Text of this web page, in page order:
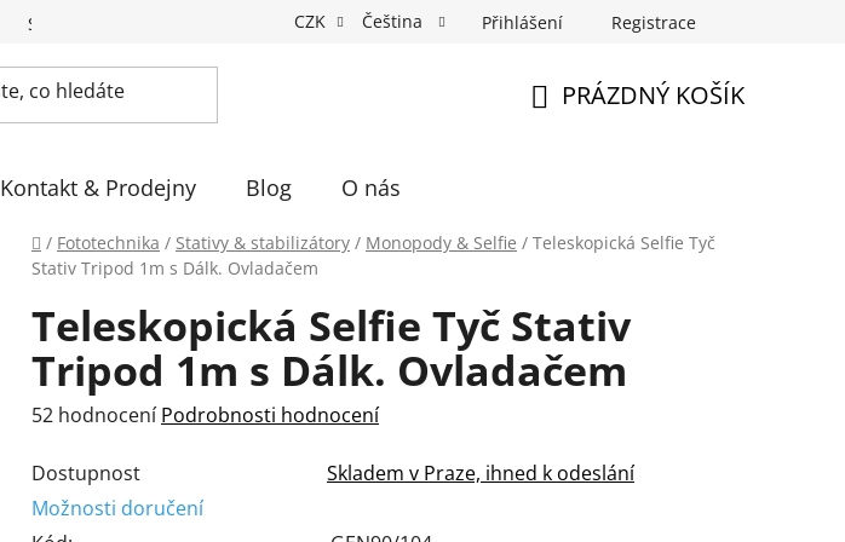
Sázíme stromky Eventovka Fotospin Neony na míru Průkazové Foto
CZK Čeština Přihlášení Registrace
PRÁZDNÝ KOŠÍK
Kontakt & Prodejny Blog O nás
Domů
/ Fototechnika / Stativy & stabilizátory / Monopody & Selfie / Teleskopická Selfie Tyč
Stativ Tripod 1m s Dálk. Ovladačem
Teleskopická Selfie Tyč Stativ
Tripod 1m s Dálk. Ovladačem
Průměrné
produktu
je
52 hodnocení Podrobnosti hodnocení
Dostupnost
Skladem v Praze, ihned k odeslání
Možnosti doručení